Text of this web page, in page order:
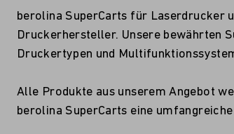
berolina SuperCarts für Laserdrucker
Druckerhersteller. Unsere bewährten
Druckertypen und
Alle Produkte aus unserem Angebot
berolina SuperCarts eine